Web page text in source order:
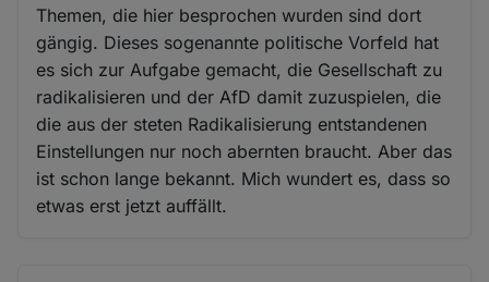
Themen, die hier besprochen wurden sind dort
gängig. Dieses sogenannte politische Vorfeld hat
es sich zur Aufgabe gemacht, die Gesellschaft zu
radikalisieren und der AfD damit zuzuspielen, die
die aus der steten Radikalisierung entstandenen
Einstellungen nur noch abernten braucht. Aber das
ist schon lange bekannt. Mich wundert es, dass so
etwas erst jetzt auffällt.